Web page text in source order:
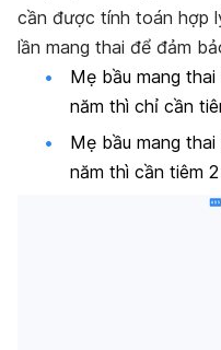
cần được tính toán hợp
lần mang thai để đảm
Mẹ bầu mang
năm thì chỉ cần
Mẹ bầu mang
năm thì cần tiêm